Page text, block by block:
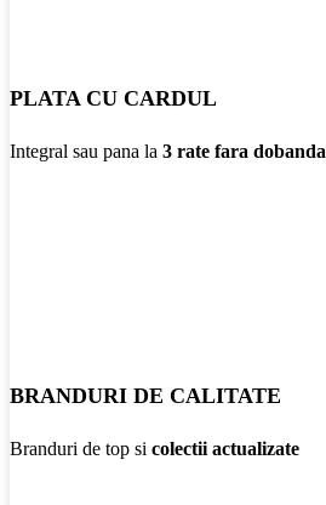
PLATA CU CARDUL
Integral sau pana la 3 rate fara dobanda
BRANDURI DE CALITATE
Branduri de top si colectii actualizate